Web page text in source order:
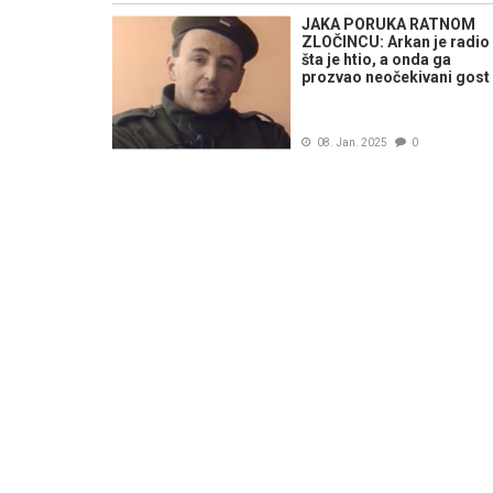
JAKA PORUKA RATNOM
ZLOČINCU: Arkan je radio
šta je htio, a onda ga
prozvao neočekivani gost
08. Jan. 2025 0